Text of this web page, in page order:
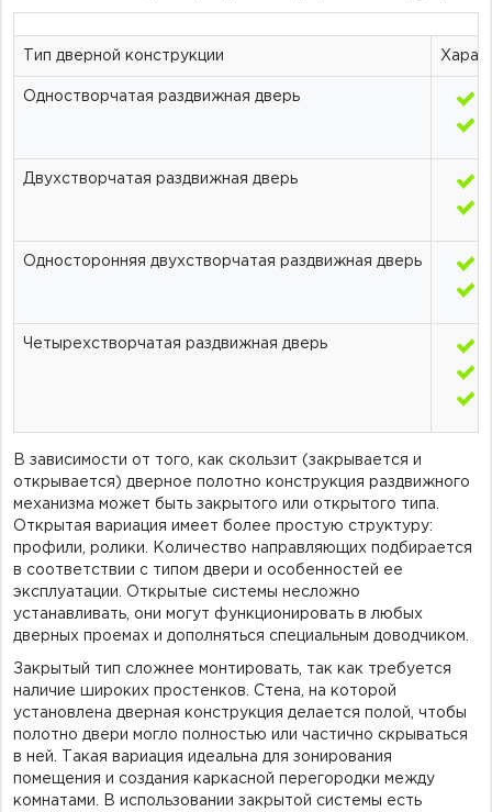
Тип дверной конструкции
Одностворчатая раздвижная дверь
Двухстворчатая раздвижная дверь
Односторонняя двухстворчатая раздвижная дверь
Четырехстворчатая раздвижная дверь
В зависимости от того, как скользит (закрывается и
открывается) дверное полотно конструкция раздвижного
механизма может быть закрытого или открытого типа.
Открытая вариация имеет более простую структуру:
профили, ролики. Количество направляющих подбирается
в соответствии с типом двери и особенностей ее
эксплуатации. Открытые системы несложно
устанавливать, они могут функционировать в любых
дверных проемах и дополняться специальным доводчиком.
Закрытый тип сложнее монтировать, так как требуется
наличие широких простенков. Стена, на которой
установлена дверная конструкция делается полой, чтобы
полотно двери могло полностью или частично скрываться
в ней. Такая вариация идеальна для зонирования
помещения и создания каркасной перегородки между
комнатами. В использовании закрытой системы есть